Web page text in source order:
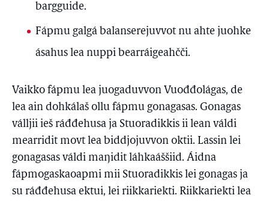
bargguide.
Fápmu galgá balanserejuvvot nu ahte juohke
ásahus lea nuppi bearráigeahčči.
Vaikko fápmu lea juogaduvvon Vuođđolágas, de
lea ain dohkálaš ollu fápmu gonagasas. Gonagas
válljii ieš ráđđehusa ja Stuoradikkis ii lean váldi
mearridit movt lea biddjojuvvon oktii. Lassin lei
gonagasas váldi maŋidit láhkaáššiid. Áidna
fápmogaskaoapmi mii Stuoradikkis lei gonagas ja
su ráđđehusa ektui, lei riikkariekti. Riikkariekti lea